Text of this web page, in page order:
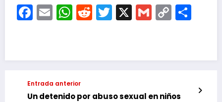
Facebook
EmailWhatsApp
Reddit
Twitter
X Gmail
Copy
Link
Entrada anterior
Un detenido por abuso sexual en niños